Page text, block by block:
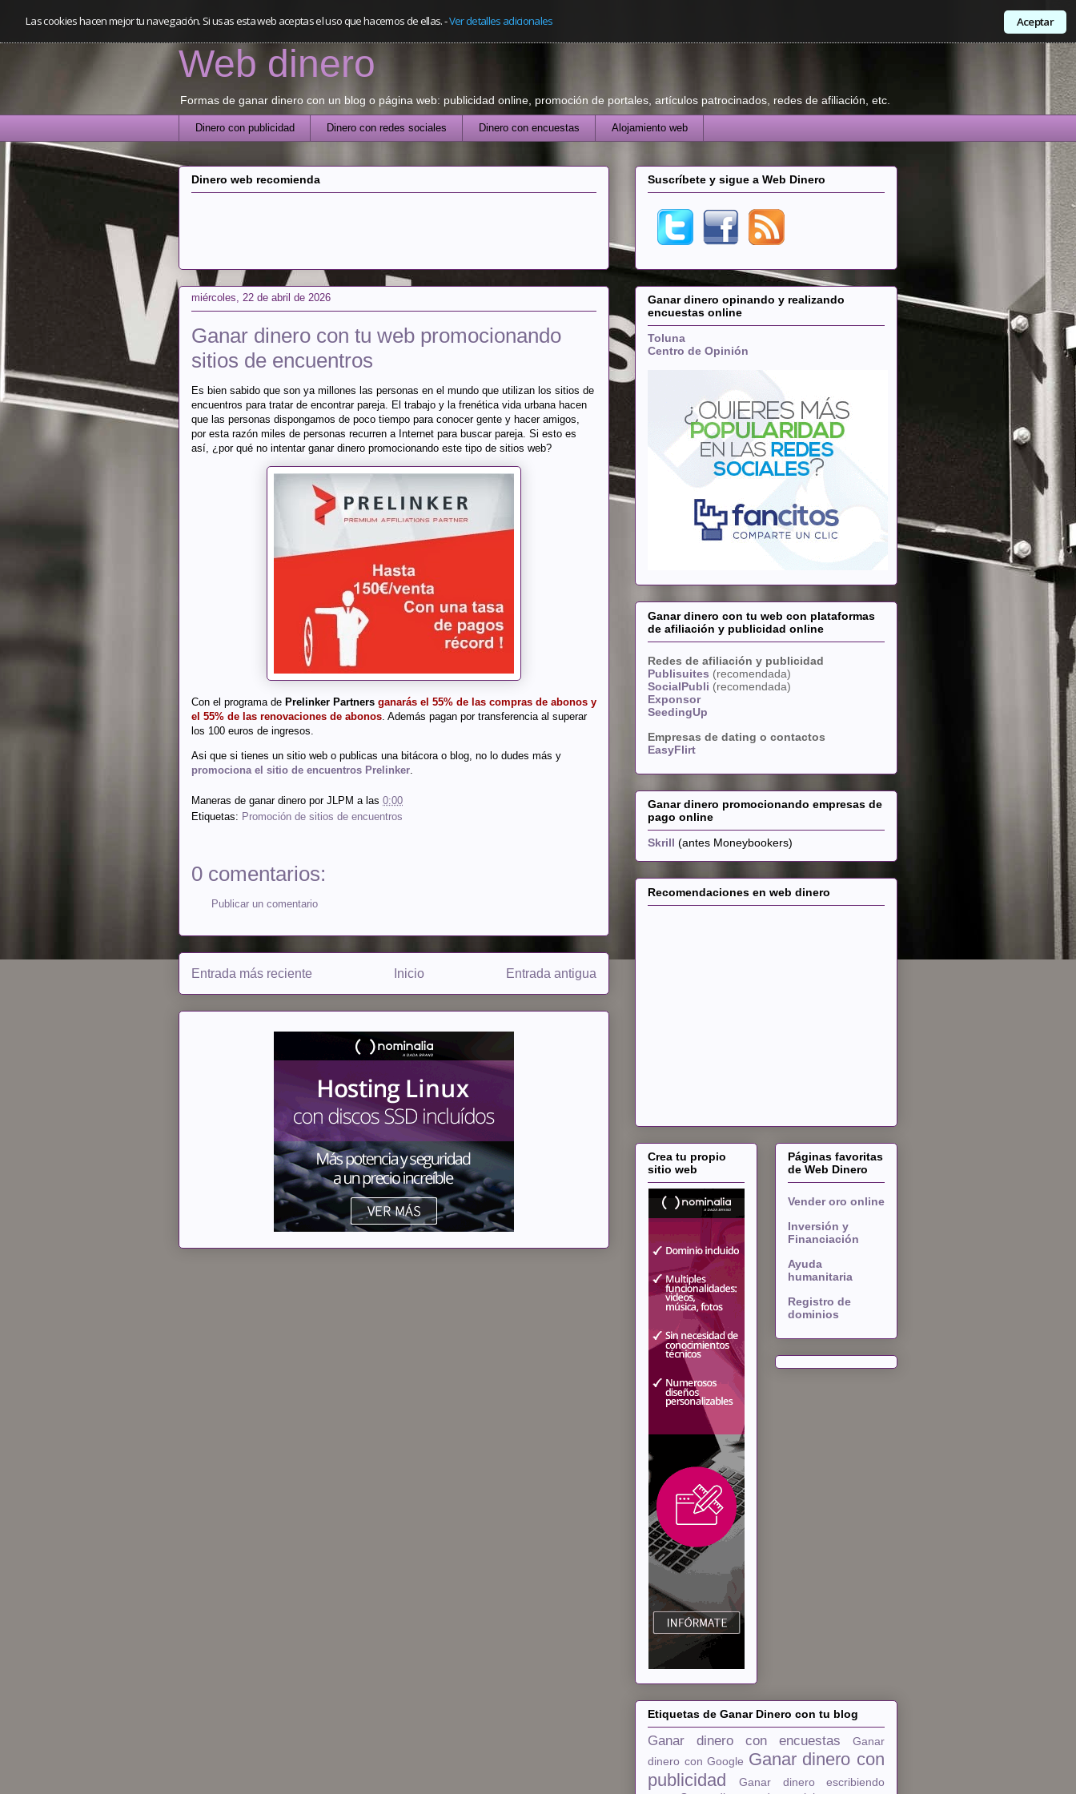
Las cookies hacen mejor tu navegación. Si usas esta web aceptas el uso que hacemos de ellas.-Ver detalles adicionales Aceptar
Web dinero
Formas de ganar dinero con un blog o página web: publicidad online, promoción de portales, artículos patrocinados, redes de afiliación, etc.
Dinero con publicidad Dinero con redes sociales Dinero con encuestas Alojamiento web
Dinero web recomienda
miércoles, 22 de abril de 2026
Ganar dinero con tu web promocionando
sitios de encuentros
Es bien sabido que son ya millones las personas en el mundo que utilizan los sitios de
encuentros para tratar de encontrar pareja. El trabajo y la frenética vida urbana hacen
que las personas dispongamos de poco tiempo para conocer gente y hacer amigos,
por esta razón miles de personas recurren a Internet para buscar pareja. Si esto es
así, ¿por qué no intentar ganar dinero promocionando este tipo de sitios web?
Con el programa de Prelinker Partners ganarás el 55% de las compras de abonos y
el 55% de las renovaciones de abonos . Además pagan por transferencia al superar
los 100 euros de ingresos.
Asi que si tienes un sitio web o publicas una bitácora o blog, no lo dudes más y
promociona el sitio de encuentros Prelinker
Maneras de ganar dinero por JLPM a las 0:00
Etiquetas: Promoción de sitios de encuentros
0 comentarios:
Publicar un comentario
Entrada más reciente Entrada antigua
Inicio
Suscríbete y sigue a Web Dinero
Ganar dinero opinando y realizando
encuestas online
Toluna
Centro de Opinión
Ganar dinero con tu web con plataformas
de afiliación y publicidad online
Redes de afiliación y publicidad
Publisuites (recomendada)
SocialPubli (recomendada)
Exponsor
SeedingUp
Empresas de dating o contactos
EasyFlirt
Ganar dinero promocionando empresas de
pago online
Skrill (antes Moneybookers)
Recomendaciones en web dinero
Crea tu propio
sitio web
Páginas favoritas
de Web Dinero
Vender oro online
Inversión y
Financiación
Ayuda
humanitaria
Registro de
dominios
Etiquetas de Ganar Dinero con tu blog
Ganar dinero con encuestas
Ganar
dinero con Google Ganar dinero con
publicidad
Ganar dinero escribiendo